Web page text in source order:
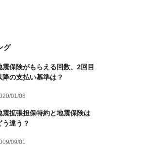
グ
震保険がもらえる回数、2回目
降の支払い基準は？
01/08
震拡張担保特約と地震保険は
う違う？
09/01